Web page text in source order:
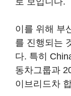
이를 위해 부
를 진행되는
다. 특히
동차그룹과
이브리드차